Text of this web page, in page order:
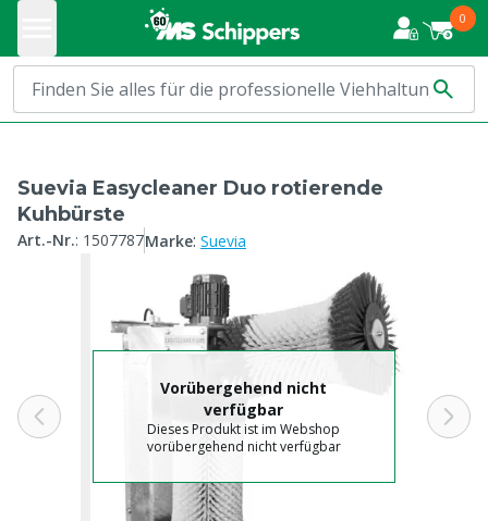
0
Suevia Easycleaner Duo rotierende
Kuhbürste
Art.-Nr.: 1507787Marke: Suevia
Vorübergehend nicht
verfügbar
Dieses Produkt ist im Webshop
vorübergehend nicht verfügbar